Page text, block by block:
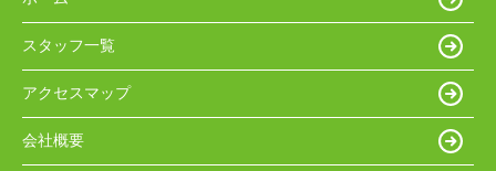
スタッフ一覧
アクセスマップ
会社概要